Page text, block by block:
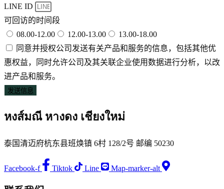
LINE ID
可回访的时间段
08.00-12.00
12.00-13.00
13.00-18.00
同意并授权公司发送有关产品和服务的信息，包括其他优
惠权益，同时允许公司及其关联企业使用数据进行分析，以改
进产品和服务。
发送信息
หงส์มณี หางดง เชียงใหม่
泰国清迈府杭东县班焕镇 6村 128/2号 邮编 50230
Facebook-f Tiktok Line Map-marker-alt